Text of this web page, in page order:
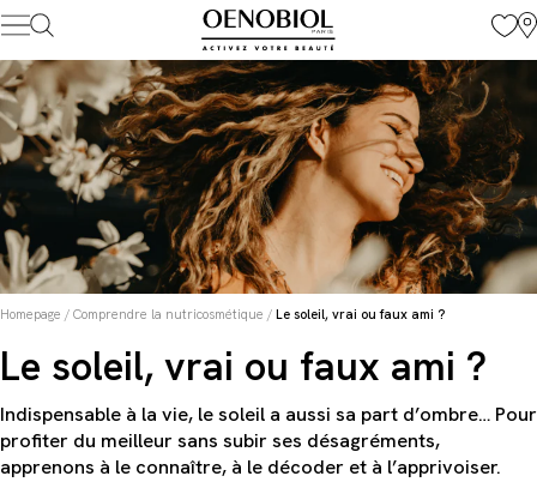
Skip
to
content
Homepage / Comprendre la nutricosmétique / Le soleil, vrai ou faux ami ?
Le soleil, vrai ou faux ami ?
Indispensable à la vie, le soleil a aussi sa part d’ombre… Pour
profiter du meilleur sans subir ses désagréments,
apprenons à le connaître, à le décoder et à l’apprivoiser.